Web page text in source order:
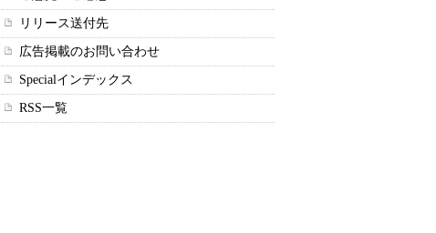
リリース送付先
広告掲載のお問い合わせ
Specialインデックス
RSS一覧